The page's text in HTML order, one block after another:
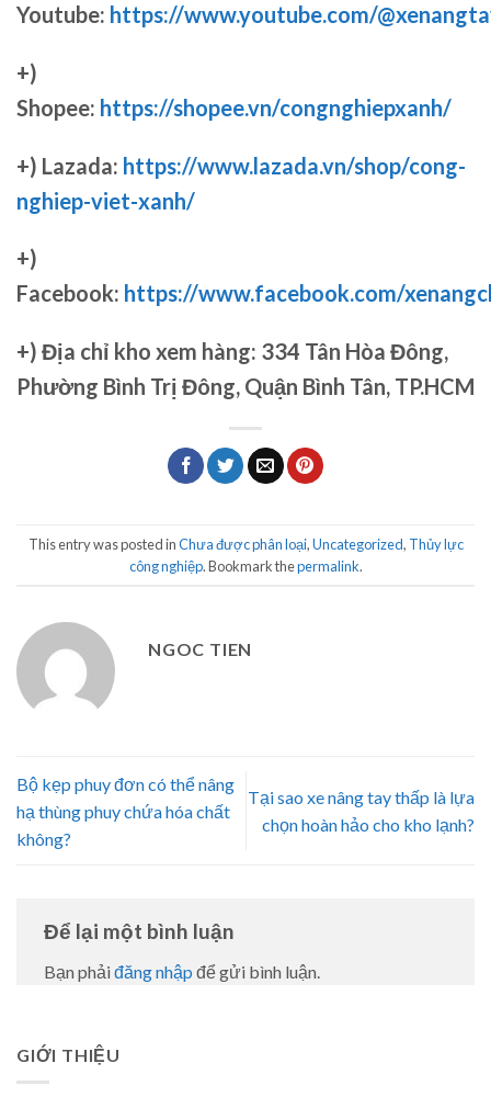
Youtube: https://www.youtube.com/
+)
Shopee: https://shopee.vn/congnghiepxanh/
+) Lazada: https://www.lazada.vn/shop/cong-
nghiep-viet-xanh/
+)
Facebook: https://www.facebook.com/
+) Địa chỉ kho xem hàng: 334 Tân Hòa Đông,
Phường Bình Trị Đông, Quận Bình Tân, TP.HCM
This entry was posted inChưa được phân loại,Uncategorized, Thủy lực
công nghiệp. Bookmark thepermalink.
NGOC TIEN
Bộ kẹp phuy đơn có thể nâng
hạ thùng phuy chứa hóa chất
không?
Tại sao xe nâng tay thấp là lựa
chọn hoàn hảo cho kho lạnh?
Để lại một bình luận
Bạn phải đăng nhập để gửi bình luận.
GIỚI THIỆU